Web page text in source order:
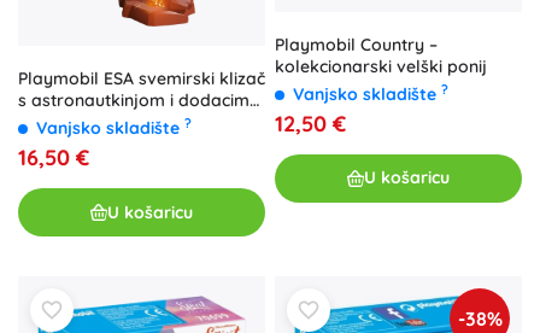
Playmobil ESA svemirski klizač
s astronautkinjom i dodacima,
48 dijelova
Vanjsko skladište ?
16,50 €
U košaricu
Playmobil Country –
kolekcionarski velški ponij
Vanjsko skladište ?
12,50 €
U košaricu
-38%